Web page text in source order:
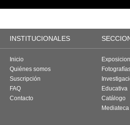
INSTITUCIONALES
Inicio
Quiénes somos
Suscripción
FAQ
Contacto
Educativa
Catálogo
Mediateca